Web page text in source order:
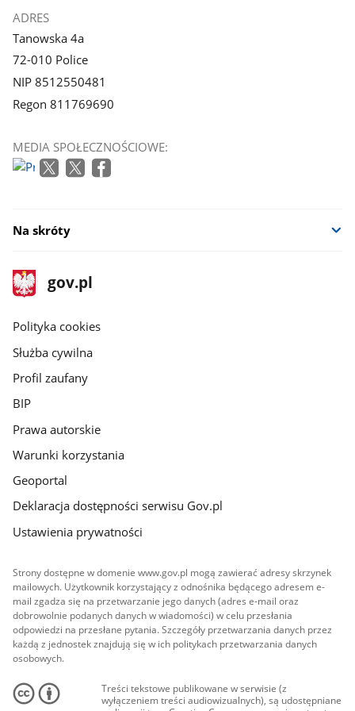
ADRES
Tanowska 4a
72-010 Police
NIP 8512550481
Regon 811769690
MEDIA SPOŁECZNOŚCIOWE:
Na skróty
stopka
gov.pl
Strona
gov.pl
gov.pl
Polityka cookies
Służba cywilna
Profil zaufany
BIP
Prawa autorskie
Warunki korzystania
Geoportal
Deklaracja dostępności serwisu Gov.pl
Ustawienia prywatności
Strony dostępne w domenie www.gov.pl mogą zawierać adresy skrzynek
mailowych. Użytkownik korzystający z odnośnika będącego adresem e-
mail zgadza się na przetwarzanie jego danych (adres e-mail oraz
dobrowolnie podanych danych w wiadomości) w celu przesłania
odpowiedzi na przesłane pytania. Szczegóły przetwarzania danych przez
każdą z jednostek znajdują się w ich politykach przetwarzania danych
osobowych.
Treści tekstowe publikowane w serwisie (z
wyłączeniem treści audiowizualnych), są udostępniane